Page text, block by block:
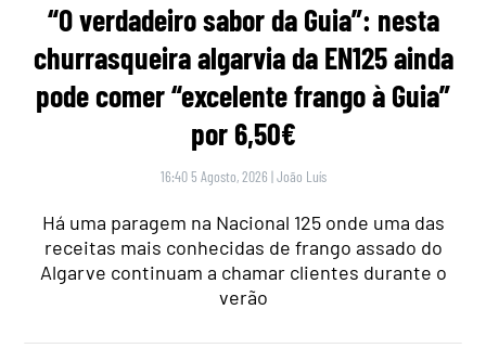
“O verdadeiro sabor da Guia”: nesta
churrasqueira algarvia da EN125 ainda
pode comer “excelente frango à Guia”
por 6,50€
16:40 5 Agosto, 2026 |João Luís
Há uma paragem na Nacional 125 onde uma das
receitas mais conhecidas de frango assado do
Algarve continuam a chamar clientes durante o
verão